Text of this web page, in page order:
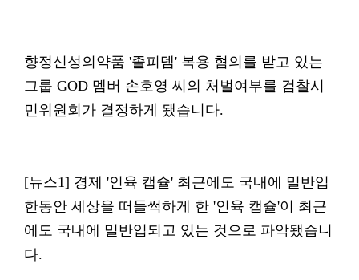
향정신성의약품 '졸피뎀' 복용 혐의를 받고 있는
그룹 GOD 멤버 손호영 씨의 처벌여부를 검찰시
민위원회가 결정하게 됐습니다.
[뉴스1] 경제 '인육 캡슐' 최근에도 국내에 밀반입
한동안 세상을 떠들썩하게 한 '인육 캡슐'이 최근
에도 국내에 밀반입되고 있는 것으로 파악됐습니
다.